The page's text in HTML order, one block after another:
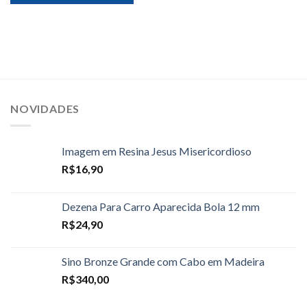
NOVIDADES
Imagem em Resina Jesus Misericordioso
R$16,90
Dezena Para Carro Aparecida Bola 12 mm
R$24,90
Sino Bronze Grande com Cabo em Madeira
R$340,00